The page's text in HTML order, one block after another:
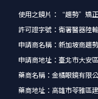
使用之鏡片：“趨勢”矯正
許可證字號：衛署醫器陸
申請商名稱：新加坡商趨
申請商地址：臺北市大安
藥商名稱：金橘眼鏡有限
藥商地址：高雄市苓雅區